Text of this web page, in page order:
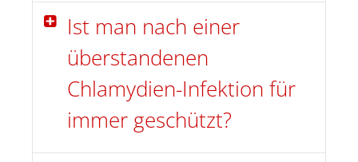
Ist man nach einer
überstandenen
Chlamydien-Infektion für
immer geschützt?